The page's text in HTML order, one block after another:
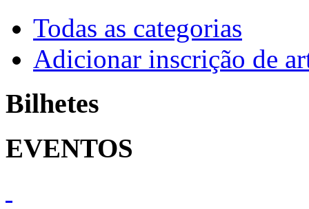
Todas as categorias
Adicionar inscrição de
Bilhetes
EVENTOS